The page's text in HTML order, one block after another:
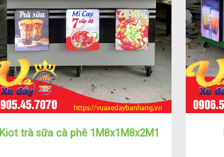
Kiot trà sữa cà phê 1M8x1M8x2M1